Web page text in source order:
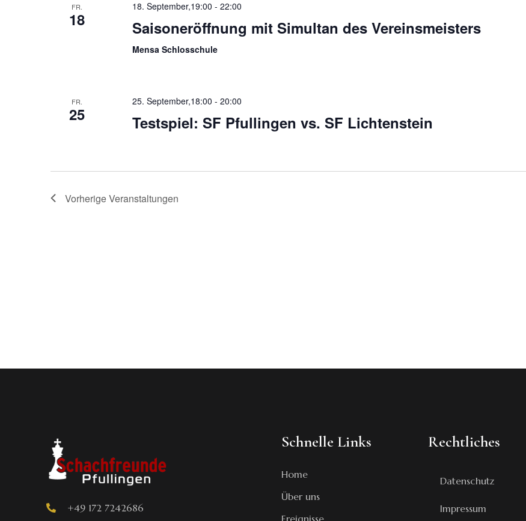
FR.
18
18. September,19:00 - 22:00
Saisoneröffnung mit Simultan des Vereinsmeisters
Mensa Schlosschule
FR.
25
25. September,18:00 - 20:00
Testspiel: SF Pfullingen vs. SF Lichtenstein
VorherigeVeranstaltungen
+49 172 7242686
Schnelle Links
Home
Über uns
Ereignisse
Rechtliches
Datenschutz
Impressum